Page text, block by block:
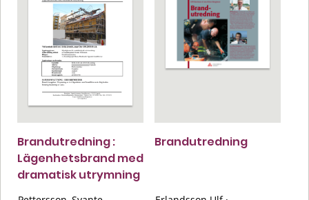
Brandutredning :
Lägenhetsbrand med
dramatisk utrymning
Brandutredning